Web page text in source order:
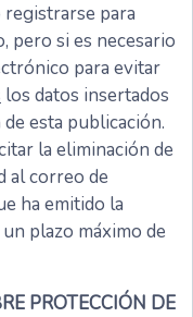
registrarse para
pero si es necesario
para evitar
los datos insertados
esta publicación.
la eliminación de
al correo de
ha emitido la
plazo máximo de
PROTECCIÓN DE